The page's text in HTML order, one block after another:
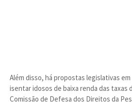
Além disso, há propostas legislativas
isentar idosos de baixa renda das taxas
Comissão de Defesa dos Direitos da